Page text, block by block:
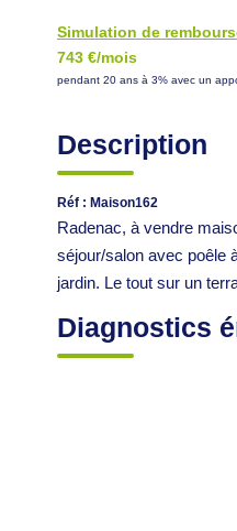
Simulation de
743 €/mois
pendant 20 ans à 3% avec un
Description
Réf : Maison162
Radenac, à vendre
séjour/salon avec poêle
jardin. Le tout sur un
Diagnostics